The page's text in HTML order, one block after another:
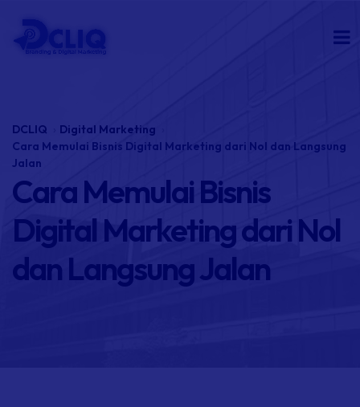
DCLIQ
Digital Marketing
Cara Memulai Bisnis Digital Marketing dari Nol dan Langsung
Jalan
Cara Memulai Bisnis
Digital Marketing dari Nol
dan Langsung Jalan